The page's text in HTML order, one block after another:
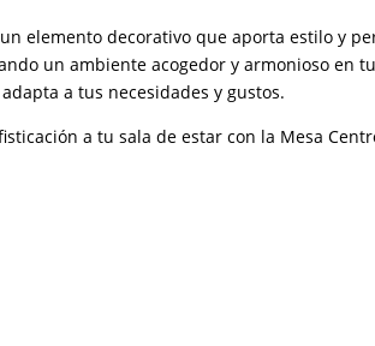
elemento decorativo que aporta estilo y
un ambiente acogedor y armonioso en
a tus necesidades y gustos.
a tu sala de estar con la Mesa